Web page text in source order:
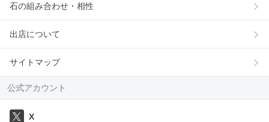
石の組み合わせ・相性
出店について
サイトマップ
公式アカウント
X